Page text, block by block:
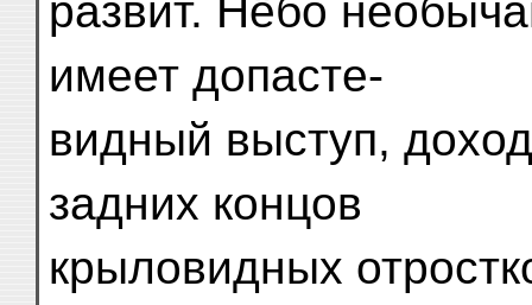
развит. Нёбо
имеет допасте-
видный выступ,
задних концов
крыловидных